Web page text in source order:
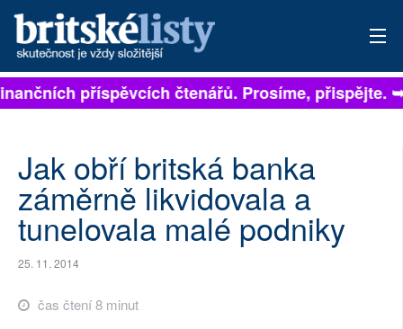
PŘIHLÁSIT
ARCHIV
ROZHOVORY
TÉMATA
NEJČTENĚJŠÍ ZA 7 DNÍ
příspěvcích čtenářů. Prosíme, přispějte.
Jak obří britská banka
záměrně likvidovala a
tunelovala malé podniky
25. 11. 2014
čas čtení 8 minut